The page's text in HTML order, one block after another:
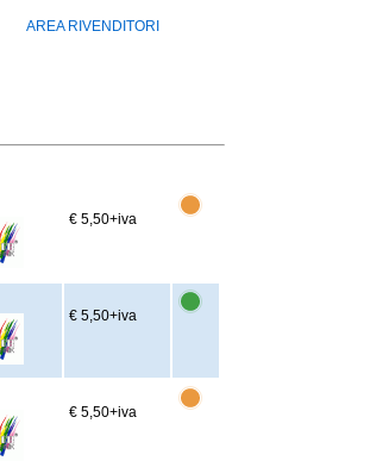
AREA RIVENDITORI
€ 5,50+iva
€ 5,50+iva
€ 5,50+iva